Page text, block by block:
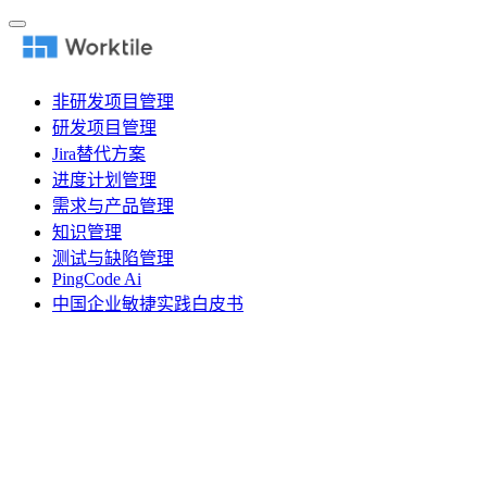
非研发项目管理
研发项目管理
Jira替代方案
进度计划管理
需求与产品管理
知识管理
测试与缺陷管理
PingCode Ai
中国企业敏捷实践白皮书